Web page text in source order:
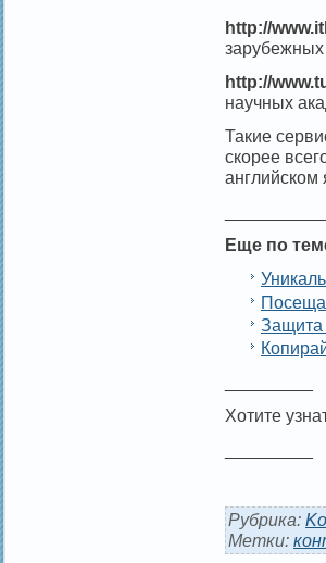
http://
зарубежных
http://
научных
Такие
скорее
английском
Еще по
Защита
Хотите
Рубрика:
Метки: